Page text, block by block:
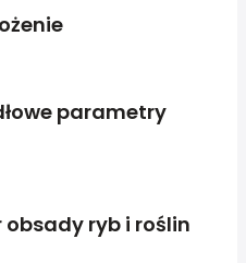
parametry
ryb i roślin